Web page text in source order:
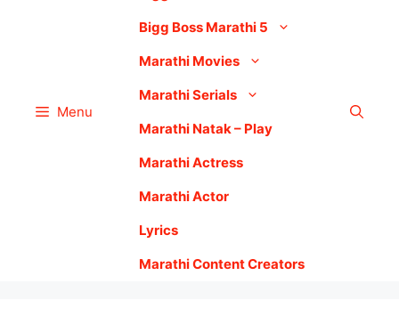
Menu
Bigg Boss Marathi 5
Marathi Movies
Marathi Serials
Marathi Natak – Play
Marathi Actress
Marathi Actor
Lyrics
Marathi Content Creators